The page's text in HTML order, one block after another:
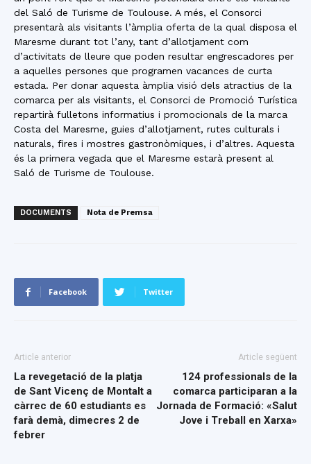
del Saló de Turisme de Toulouse. A més, el Consorci
presentarà als visitants l’àmplia oferta de la qual disposa el
Maresme durant tot l’any, tant d’allotjament com
d’activitats de lleure que poden resultar engrescadores per
a aquelles persones que programen vacances de curta
estada. Per donar aquesta àmplia visió dels atractius de la
comarca per als visitants, el Consorci de Promoció Turística
repartirà fulletons informatius i promocionals de la marca
Costa del Maresme, guies d’allotjament, rutes culturals i
naturals, fires i mostres gastronòmiques, i d’altres. Aquesta
és la primera vegada que el Maresme estarà present al
Saló de Turisme de Toulouse.
DOCUMENTS Nota de Premsa
Facebook Twitter
Article anterior
La revegetació de la platja
de Sant Vicenç de Montalt a
càrrec de 60 estudiants es
farà demà, dimecres 2 de
febrer
Article següent
124 professionals de la
comarca participaran a la
Jornada de Formació: «Salut
Jove i Treball en Xarxa»